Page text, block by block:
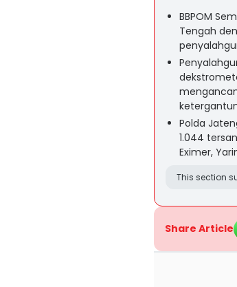
BBPOM
Tengah
Polda
1.044
Eximer,
This section
Share Article